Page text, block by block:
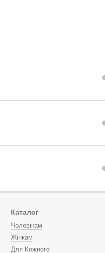
Каталог
Чоловікам
Жінкам
Для Кожного